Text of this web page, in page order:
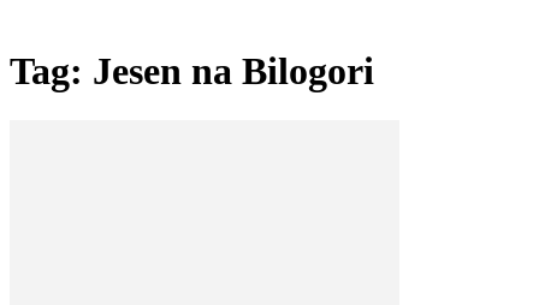
Tag: Jesen na Bilogori